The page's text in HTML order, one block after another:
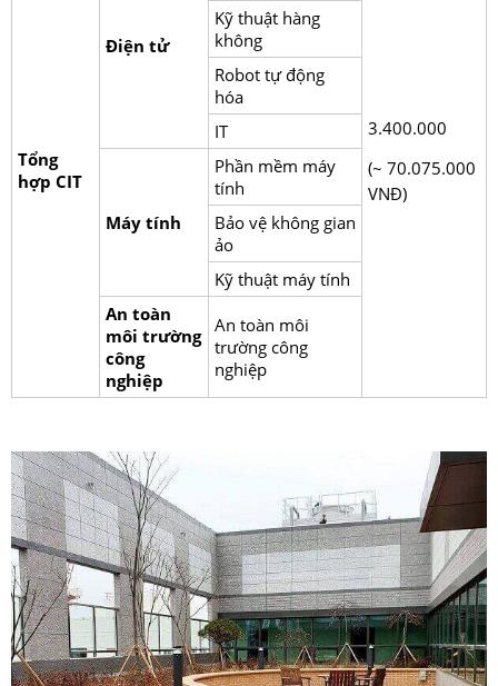
Tổng
hợp CIT
Điện tử
3.400.000
(~ 70.075.000
VNĐ)
Kỹ thuật hàng
không
Robot tự động
hóa
IT
Máy tính
Phần mềm máy
tính
Bảo vệ không gian
ảo
Kỹ thuật máy tính
An toàn
môi trường
công
nghiệp
An toàn môi
trường công
nghiệp